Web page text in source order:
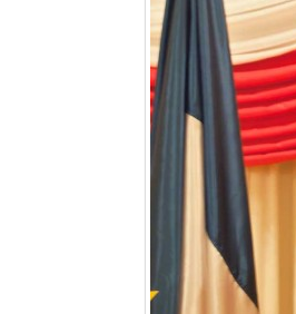
Sites touristiques
Diego Suarez Pratique
La Tribune de Diego en PDF